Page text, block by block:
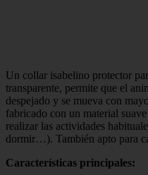
Un collar isabelino protector
transparente, permite que el
despejado y se mueva con
fabricado con un material
realizar las actividades
dormir…). También apto para
Características principales: